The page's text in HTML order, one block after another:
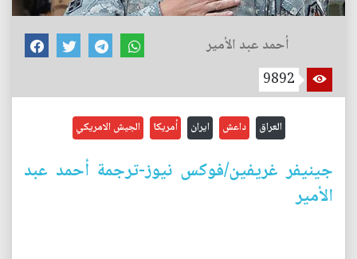
أحمد عبد الأمير
9892
العراق داعش ايران أمريكا الجيش الامريكي
جينيفر غريفين/فوكس نيوز-ترجمة أحمد عبد
الأمير